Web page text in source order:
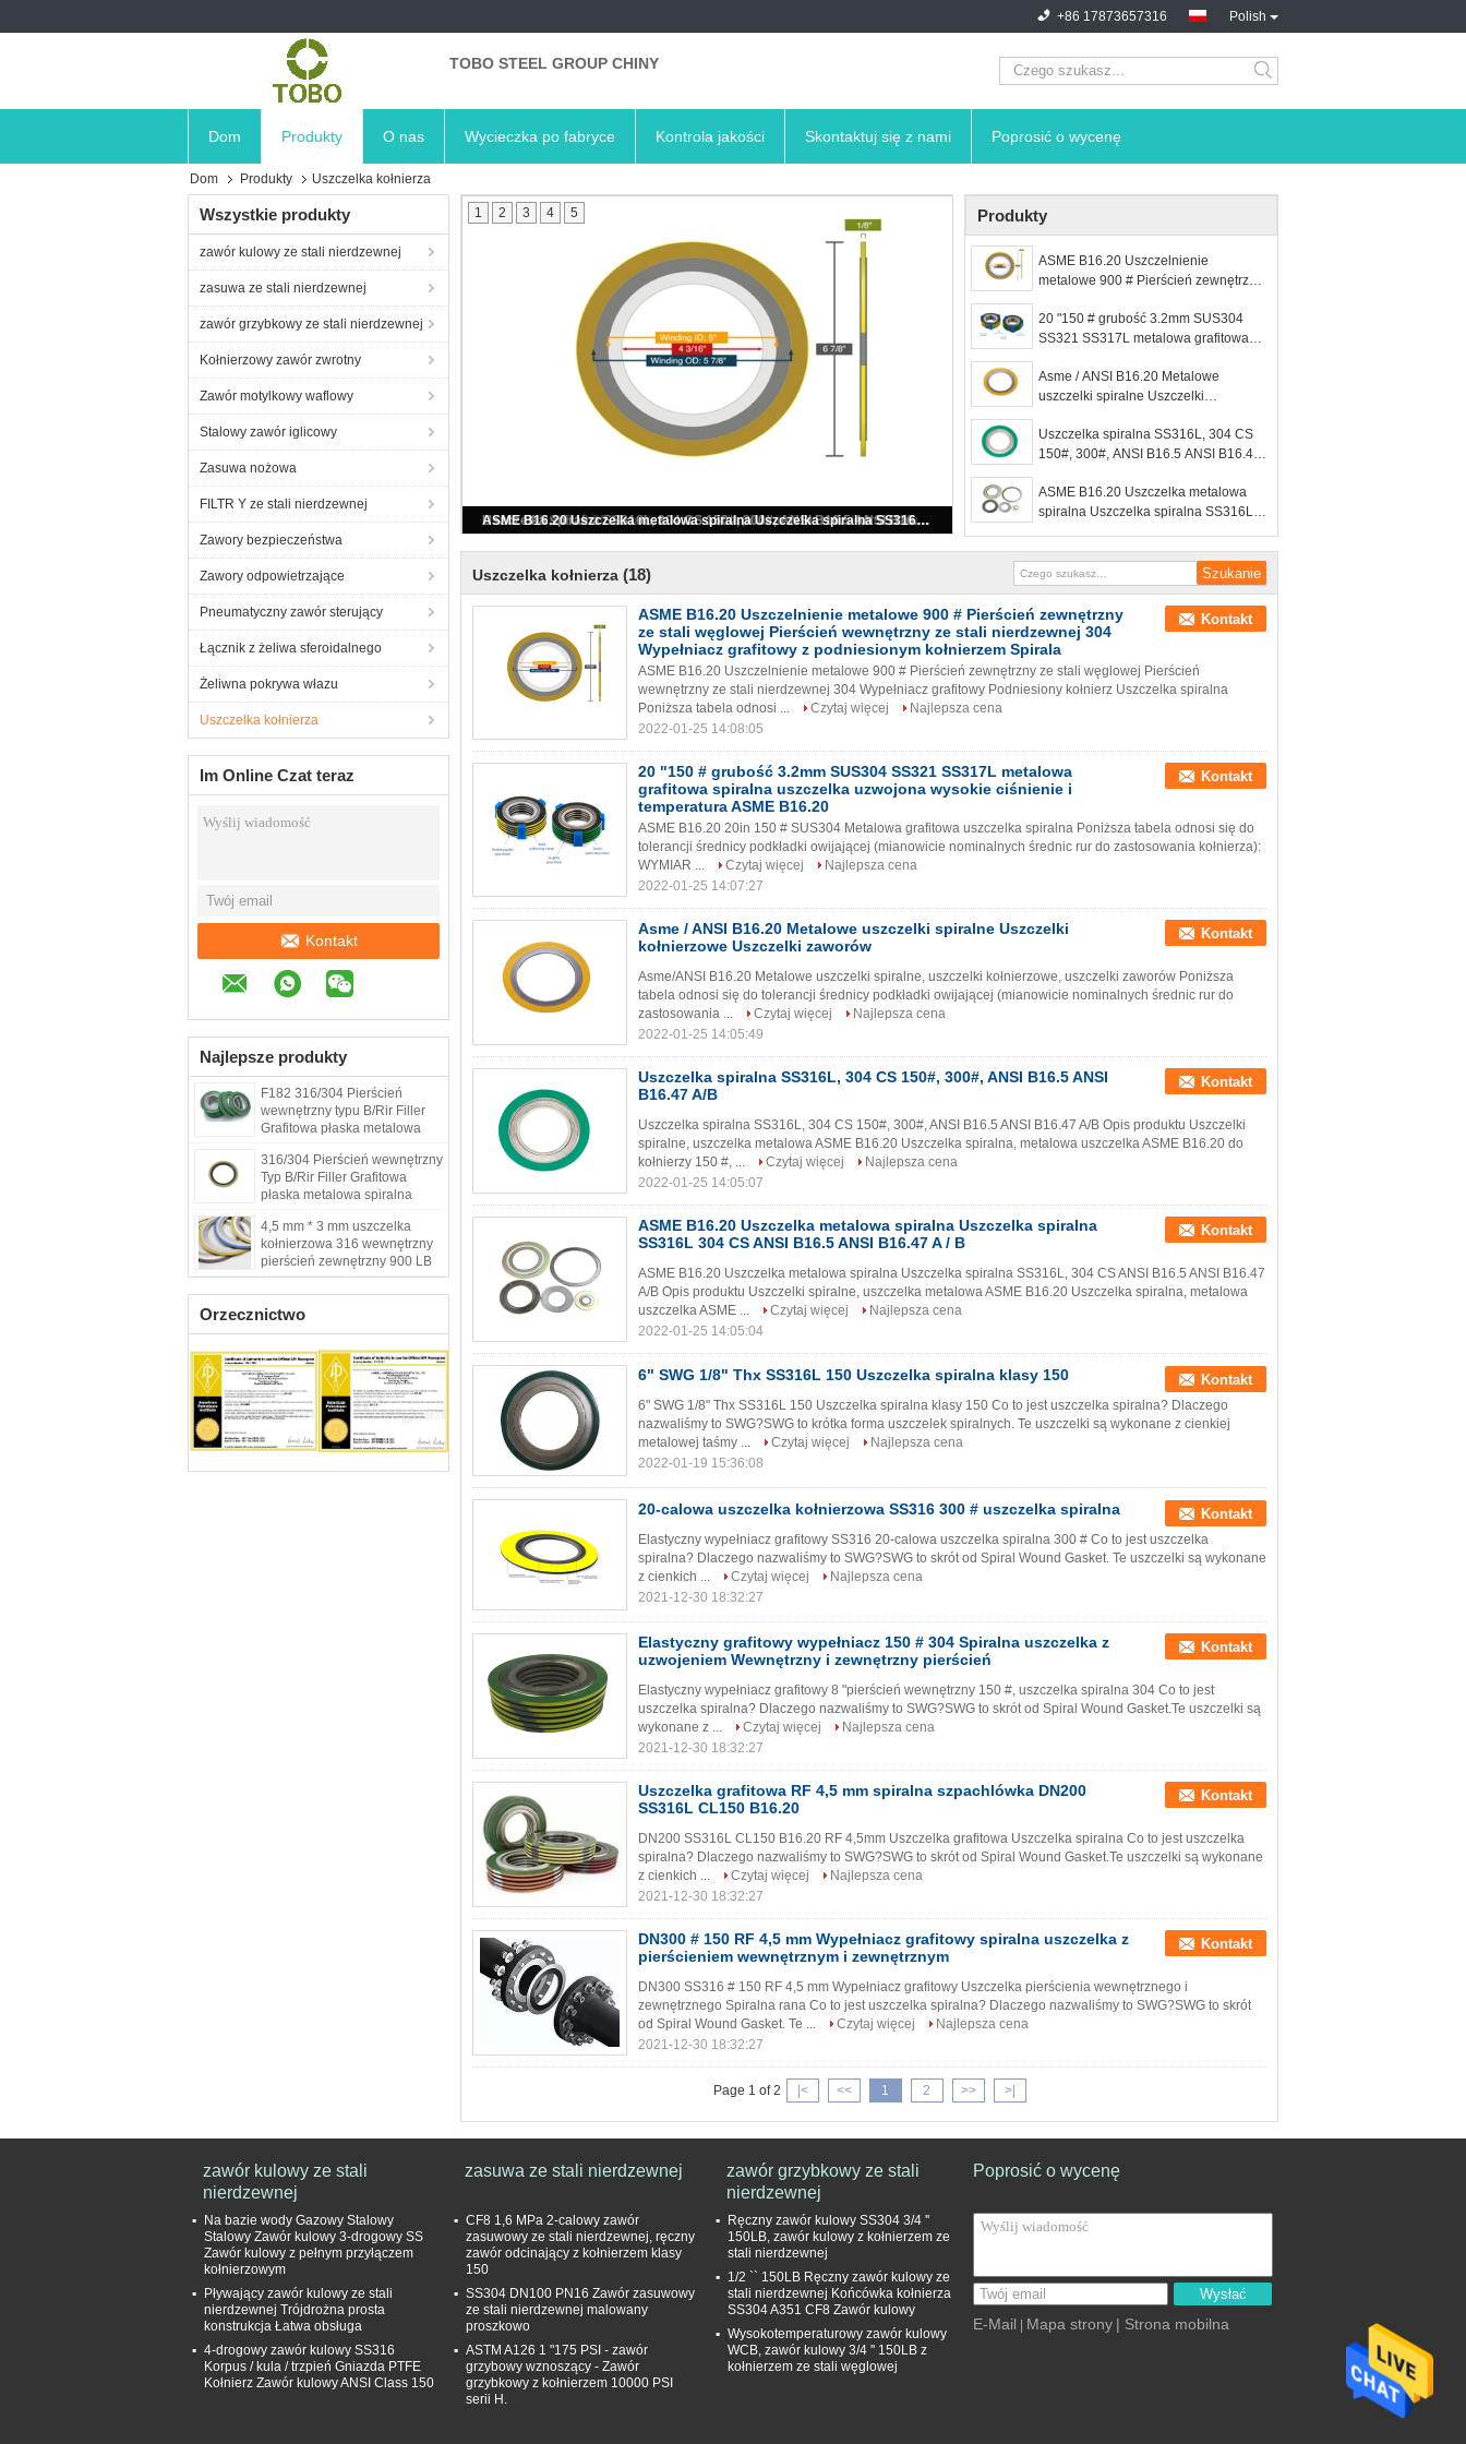
Polish
+86 17873657316
TOBO STEEL GROUP CHINY
Dom Produkty O nas Wycieczka po fabryce Kontrola jakości Skontaktuj się z nami Poprosić o wycenę
Dom Produkty Uszczelka kołnierza
Wszystkie produkty
zawór kulowy ze stali nierdzewnej
zasuwa ze stali nierdzewnej
zawór grzybkowy ze stali nierdzewnej
Kołnierzowy zawór zwrotny
Zawór motylkowy waflowy
Stalowy zawór iglicowy
Zasuwa nożowa
FILTR Y ze stali nierdzewnej
Zawory bezpieczeństwa
Zawory odpowietrzające
Pneumatyczny zawór sterujący
Łącznik z żeliwa sferoidalnego
Żeliwna pokrywa włazu
Uszczelka kołnierza
Im Online Czat teraz
Kontakt
Najlepsze produkty
F182 316/304 Pierścień
wewnętrzny typu B/Rir Filler
Grafitowa płaska metalowa
do rurociągów naftowych i
gazowych Morze
316/304 Pierścień wewnętrzny
Typ B/Rir Filler Grafitowa
płaska metalowa spiralna
ciśnienie 100 BAR 150lb
300lb
4,5 mm * 3 mm uszczelka
kołnierzowa 316 wewnętrzny
pierścień zewnętrzny 900 LB
uszczelka spiralna
Orzecznictwo
ASME B16.20 Uszczelnienie metalowe 900 # Pierścień zewnętrzny ze stali węglowej Pierścień wewnętrzny ze stali nierdzewnej 304 Wypełniacz grafitowy z podniesionym kołnierzem Spirala
1 2 3 4 5 Produkty
ASME B16.20 Uszczelnienie
metalowe 900 # Pierścień zewnętrzny
wewnętrzny ze stali nierdzewnej 304
Wypełniacz grafitowy z podniesionym
20 "150 # grubość 3.2mm SUS304
SS321 SS317L metalowa grafitowa
ciśnienie i temperatura ASME B16.20
Asme / ANSI B16.20 Metalowe
uszczelki spiralne Uszczelki
Uszczelka spiralna SS316L, 304 CS
150#, 300#, ANSI B16.5 ANSI B16.47
ASME B16.20 Uszczelka metalowa
spiralna Uszczelka spiralna SS316L
Uszczelka kołnierza (18)
ASME B16.20 Uszczelnienie metalowe 900 # Pierścień zewnętrzny
ze stali węglowej Pierścień wewnętrzny ze stali nierdzewnej 304
Wypełniacz grafitowy z podniesionym kołnierzem Spirala
Kontakt
ASME B16.20 Uszczelnienie metalowe 900 # Pierścień zewnętrzny ze stali węglowej Pierścień
wewnętrzny ze stali nierdzewnej 304 Wypełniacz grafitowy Podniesiony kołnierz Uszczelka spiralna
Poniższa tabela odnosi ...
Czytaj więcej
Najlepsza cena
2022-01-25 14:08:05
20 "150 # grubość 3.2mm SUS304 SS321 SS317L metalowa
grafitowa spiralna uszczelka uzwojona wysokie ciśnienie i
temperatura ASME B16.20
Kontakt
ASME B16.20 20in 150 # SUS304 Metalowa grafitowa uszczelka spiralna Poniższa tabela odnosi się do
tolerancji średnicy podkładki owijającej (mianowicie nominalnych średnic rur do zastosowania kołnierza):
WYMIAR ...
Czytaj więcej
Najlepsza cena
2022-01-25 14:07:27
Asme / ANSI B16.20 Metalowe uszczelki spiralne Uszczelki
kołnierzowe Uszczelki zaworów
Kontakt
Asme/ANSI B16.20 Metalowe uszczelki spiralne, uszczelki kołnierzowe, uszczelki zaworów Poniższa
tabela odnosi się do tolerancji średnicy podkładki owijającej (mianowicie nominalnych średnic rur do
zastosowania ...
Czytaj więcej
Najlepsza cena
2022-01-25 14:05:49
Uszczelka spiralna SS316L, 304 CS 150#, 300#, ANSI B16.5 ANSI
B16.47 A/B
Kontakt
Uszczelka spiralna SS316L, 304 CS 150#, 300#, ANSI B16.5 ANSI B16.47 A/B Opis produktu Uszczelki
spiralne, uszczelka metalowa ASME B16.20 Uszczelka spiralna, metalowa uszczelka ASME B16.20 do
kołnierzy 150 #, ...
Czytaj więcej
Najlepsza cena
2022-01-25 14:05:07
ASME B16.20 Uszczelka metalowa spiralna Uszczelka spiralna
SS316L 304 CS ANSI B16.5 ANSI B16.47 A / B
Kontakt
ASME B16.20 Uszczelka metalowa spiralna Uszczelka spiralna SS316L, 304 CS ANSI B16.5 ANSI B16.47
A/B Opis produktu Uszczelki spiralne, uszczelka metalowa ASME B16.20 Uszczelka spiralna, metalowa
uszczelka ASME ...
Czytaj więcej
Najlepsza cena
2022-01-25 14:05:04
6" SWG 1/8" Thx SS316L 150 Uszczelka spiralna klasy 150 Kontakt
6" SWG 1/8" Thx SS316L 150 Uszczelka spiralna klasy 150 Co to jest uszczelka spiralna? Dlaczego
nazwaliśmy to SWG?SWG to krótka forma uszczelek spiralnych. Te uszczelki są wykonane z cienkiej
metalowej taśmy ...
Czytaj więcej
Najlepsza cena
2022-01-19 15:36:08
20-calowa uszczelka kołnierzowa SS316 300 # uszczelka spiralna Kontakt
Elastyczny wypełniacz grafitowy SS316 20-calowa uszczelka spiralna 300 # Co to jest uszczelka
spiralna? Dlaczego nazwaliśmy to SWG?SWG to skrót od Spiral Wound Gasket. Te uszczelki są wykonane
z cienkich ...
Czytaj więcej
Najlepsza cena
2021-12-30 18:32:27
Elastyczny grafitowy wypełniacz 150 # 304 Spiralna uszczelka z
uzwojeniem Wewnętrzny i zewnętrzny pierścień
Kontakt
Elastyczny wypełniacz grafitowy 8 "pierścień wewnętrzny 150 #, uszczelka spiralna 304 Co to jest
uszczelka spiralna? Dlaczego nazwaliśmy to SWG?SWG to skrót od Spiral Wound Gasket.Te uszczelki są
wykonane z ...
Czytaj więcej
Najlepsza cena
2021-12-30 18:32:27
Uszczelka grafitowa RF 4,5 mm spiralna szpachlówka DN200
SS316L CL150 B16.20
Kontakt
DN200 SS316L CL150 B16.20 RF 4,5mm Uszczelka grafitowa Uszczelka spiralna Co to jest uszczelka
spiralna? Dlaczego nazwaliśmy to SWG?SWG to skrót od Spiral Wound Gasket.Te uszczelki są wykonane
z cienkich ...
Czytaj więcej
Najlepsza cena
2021-12-30 18:32:27
DN300 # 150 RF 4,5 mm Wypełniacz grafitowy spiralna uszczelka z
pierścieniem wewnętrznym i zewnętrznym
Kontakt
DN300 SS316 # 150 RF 4,5 mm Wypełniacz grafitowy Uszczelka pierścienia wewnętrznego i
zewnętrznego Spiralna rana Co to jest uszczelka spiralna? Dlaczego nazwaliśmy to SWG?SWG to skrót
od Spiral Wound Gasket. Te ...
Czytaj więcej
Najlepsza cena
2021-12-30 18:32:27
Page 1 of 2 |< << 1 2 >> >|
zawór kulowy ze stali
nierdzewnej
Na bazie wody Gazowy Stalowy
Stalowy Zawór kulowy 3-drogowy SS
Zawór kulowy z pełnym przyłączem
kołnierzowym
Pływający zawór kulowy ze stali
nierdzewnej Trójdrożna prosta
konstrukcja Łatwa obsługa
4-drogowy zawór kulowy SS316
Korpus / kula / trzpień Gniazda PTFE
Kołnierz Zawór kulowy ANSI Class 150
zasuwa ze stali nierdzewnej
CF8 1,6 MPa 2-calowy zawór
zasuwowy ze stali nierdzewnej, ręczny
zawór odcinający z kołnierzem klasy
150
SS304 DN100 PN16 Zawór zasuwowy
ze stali nierdzewnej malowany
proszkowo
ASTM A126 1 "175 PSI - zawór
grzybowy wznoszący - Zawór
grzybkowy z kołnierzem 10000 PSI
serii H.
zawór grzybkowy ze stali
nierdzewnej
Ręczny zawór kulowy SS304 3/4 ''
150LB, zawór kulowy z kołnierzem ze
stali nierdzewnej
1/2 `` 150LB Ręczny zawór kulowy ze
stali nierdzewnej Końcówka kołnierza
SS304 A351 CF8 Zawór kulowy
Wysokotemperaturowy zawór kulowy
WCB, zawór kulowy 3/4 '' 150LB z
kołnierzem ze stali węglowej
Poprosić o wycenę
Wysłać
E-Mail Mapa strony | Strona mobilna